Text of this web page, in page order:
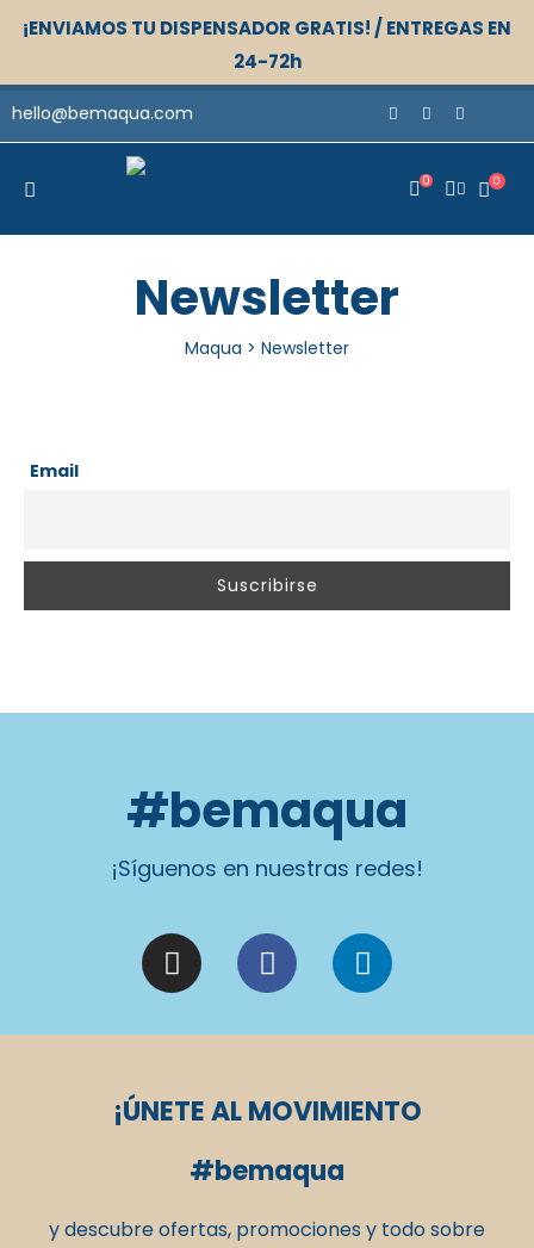
¡ENVIAMOS TU DISPENSADOR GRATIS! / ENTREGAS EN
24-72h
hello@bemaqua.com
0 0
Maqua > Newsletter
Newsletter
Email
#bemaqua
¡Síguenos en nuestras redes!
¡ÚNETE AL MOVIMIENTO
#bemaqua
y descubre ofertas, promociones y todo sobre